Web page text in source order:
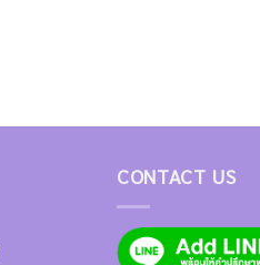
CONTACT US